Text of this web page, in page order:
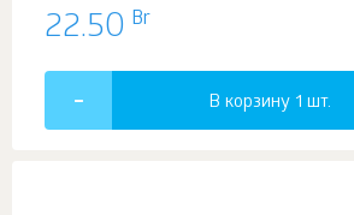
22.50 Br
В корзину 1 шт.